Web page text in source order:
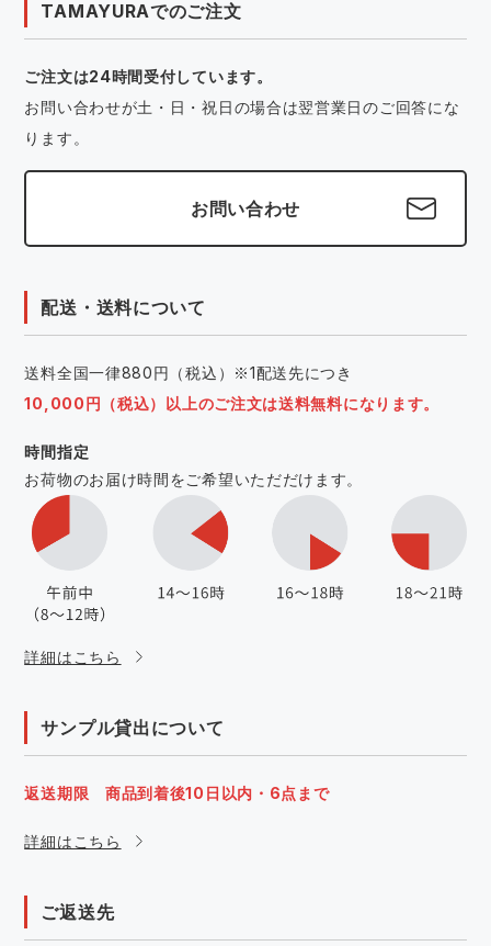
TAMAYURAでのご注文
ご注文は24時間受付しています。
お問い合わせが土・日・祝日の場合は翌営業日のご回答にな
ります。
お問い合わせ
配送・送料について
送料全国一律880円（税込）※1配送先につき
10,000円（税込）以上のご注文は送料無料になります。
時間指定
お荷物のお届け時間をご希望いただだけます。
詳細はこちら
サンプル貸出について
返送期限 商品到着後10日以内・6点まで
詳細はこちら
ご返送先